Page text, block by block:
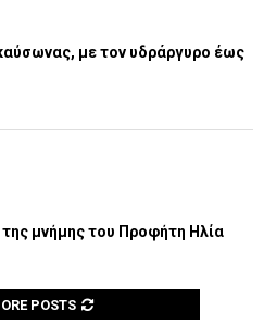
με τον υδράργυρο έως
μνήμης του Προφήτη Ηλία
POSTS